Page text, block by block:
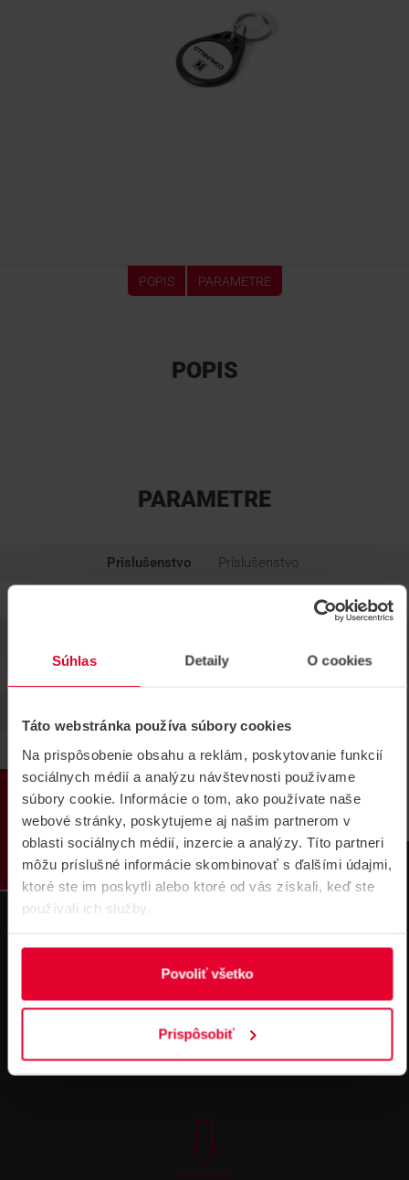
Súhlas Detaily O cookies
Táto webstránka používa súbory cookies
Na prispôsobenie obsahu a reklám, poskytovanie funkcií
sociálnych médií a analýzu návštevnosti používame
súbory cookie. Informácie o tom, ako používate naše
webové stránky, poskytujeme aj našim partnerom v
oblasti sociálnych médií, inzercie a analýzy. Títo partneri
môžu príslušné informácie skombinovať s ďalšími údajmi,
ktoré ste im poskytli alebo ktoré od vás získali, keď ste
používali ich služby.
Povoliť všetko
Prispôsobiť
PRODUKTY
POPIS PARAMETRE
POPIS
PARAMETRE
Prislušenstvo Príslušenstvo
BRÁNOVÉ SYSTÉMY